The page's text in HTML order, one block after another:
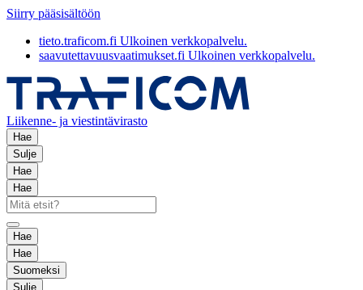
Siirry pääsisältöön
tieto.traficom.fi Ulkoinen verkkopalvelu.
saavutettavuusvaatimukset.fi Ulkoinen verkkopalvelu.
Liikenne- ja viestintävirasto
Hae
Sulje
Hae
Hae
Hae
Hae
Suomeksi
Sulje